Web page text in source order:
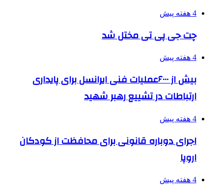
4 هفته پیش
چت جی پی تی مختل شد
4 هفته پیش
بیش از ۶۰۰۰عملیات فنی ایرانسل برای پایداری
ارتباطات در تشییع رهبر شهید
4 هفته پیش
اجرای دوباره قانونی برای محافظت از کودکان
اروپا
4 هفته پیش